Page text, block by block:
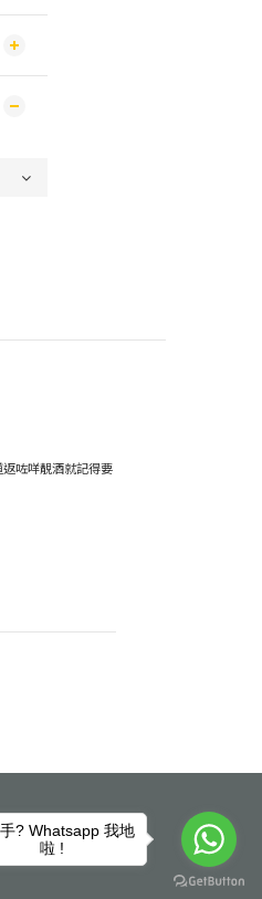
咗咩靚酒就記得要
? Whatsapp 我地
啦 !